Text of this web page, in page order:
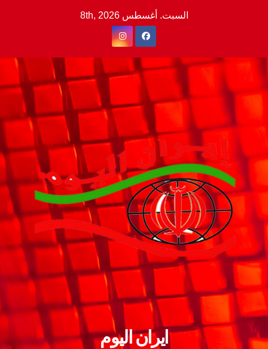
السبت. أغسطس 8th, 2026
ايران اليوم